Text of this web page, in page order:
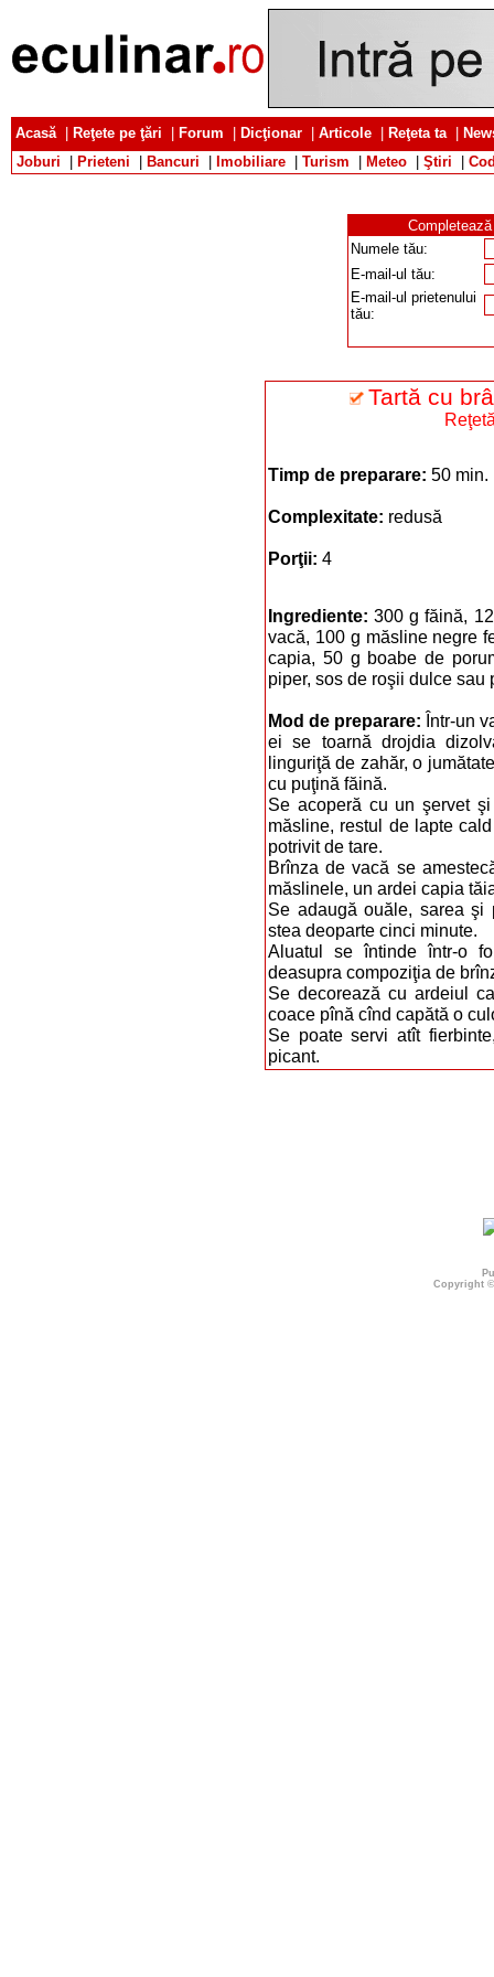
Acasă| Reţete pe ţări Forum Dicţionar Articole Reţeta ta|
Joburi
Prieteni Bancuri Imobiliare Turism Meteo Ştiri
Numele tău:
E-mail-ul tău:
E-mail-ul prietenului
tău:
Tartă cu
Timp de preparare: 50 min.
Complexitate: redusă
Porţii: 4
Ingrediente:300 g făină,
vacă, 100 g măsline ne­gre
capia, 50 g boabe de
piper, sos de roşii dulce sau
Mod de preparare: Într-un
ei se toarnă drojdia
linguriţă de zahăr, o
cu puţină făină.
Se acoperă cu un şervet
măsline, restul de lapte
potrivit de tare.
Brînza de vacă se
măslinele, un ardei capia
Se adaugă ouăle, sarea
stea deoparte cinci minute.
Aluatul se întinde într-o
deasupra compoziţia de
Se decorează cu ardeiul
coace pînă cînd capătă o
Se poate servi atît
picant.
Copyright